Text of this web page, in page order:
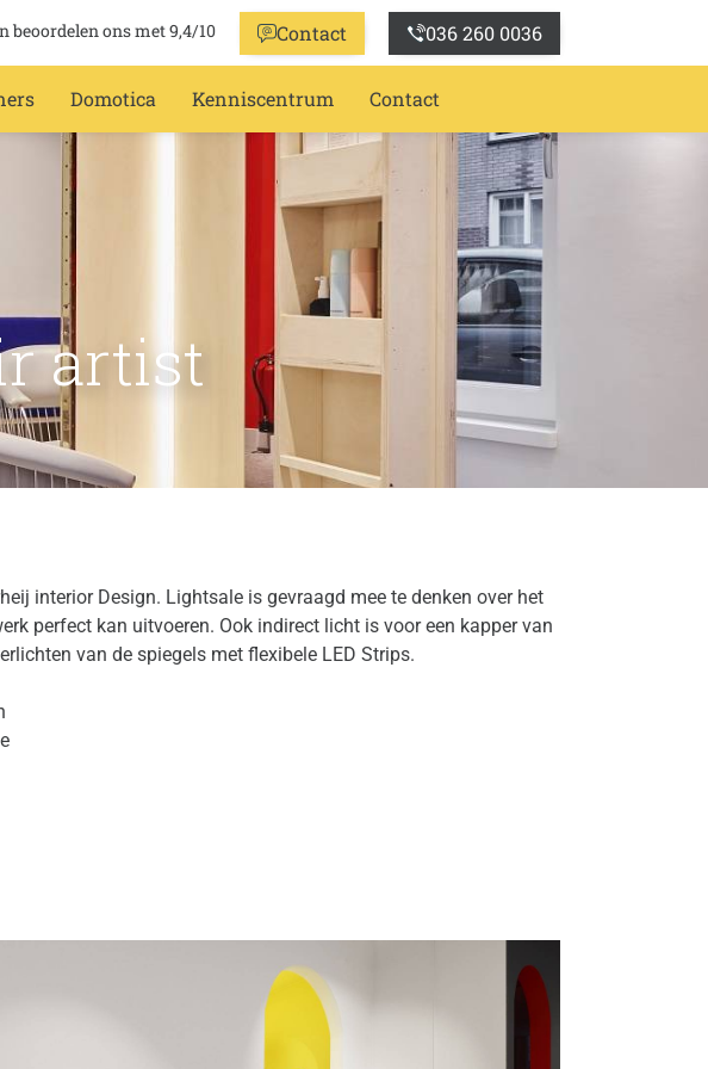
beoordelen ons met 9,4/10 Contact 036 260 0036
Domotica Kenniscentrum Contact
artist
interior Design. Lightsale is gevraagd mee te denken over het
perfect kan uitvoeren. Ook indirect licht is voor een kapper van
van de spiegels met flexibele LED Strips.